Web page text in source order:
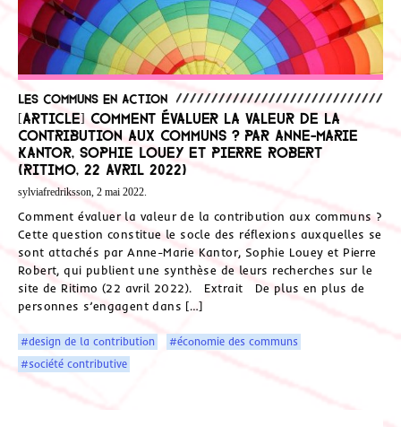
Les communs en action
[Article] Comment évaluer la valeur de la
contribution aux communs ? par Anne-Marie
Kantor, Sophie Louey et Pierre Robert
(Ritimo, 22 avril 2022)
sylviafredriksson, 2 mai 2022.
Comment évaluer la valeur de la contribution aux communs ?
Cette question constitue le socle des réflexions auxquelles se
sont attachés par Anne-Marie Kantor, Sophie Louey et Pierre
Robert, qui publient une synthèse de leurs recherches sur le
site de Ritimo (22 avril 2022). Extrait De plus en plus de
personnes s’engagent dans […]
#design de la contribution
#économie des communs
#société contributive